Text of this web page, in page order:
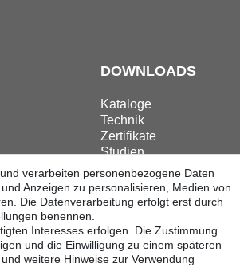
DOWNLOADS
Kataloge
Technik
Zertifikate
Studien
Promotion
Datenschutzerklärung AGB
verarbeiten personenbezogene Daten
Anzeigen zu personalisieren, Medien von
Die Datenverarbeitung erfolgt erst durch
benennen.
Interesses erfolgen. Die Zustimmung
und die Einwilligung zu einem späteren
und weitere Hinweise zur Verwendung